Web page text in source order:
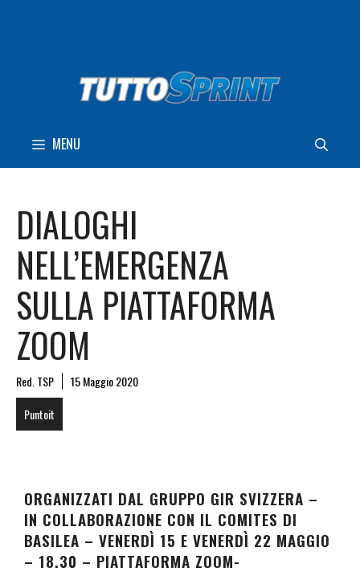
MENU
DIALOGHI
NELL’EMERGENZA
SULLA PIATTAFORMA
ZOOM
Red. TSP
15 Maggio 2020
Puntoit
ORGANIZZATI DAL GRUPPO GIR SVIZZERA –
IN COLLABORAZIONE CON IL COMITES DI
BASILEA – VENERDÌ 15 E VENERDÌ 22 MAGGIO
– 18.30 – PIATTAFORMA ZOOM-